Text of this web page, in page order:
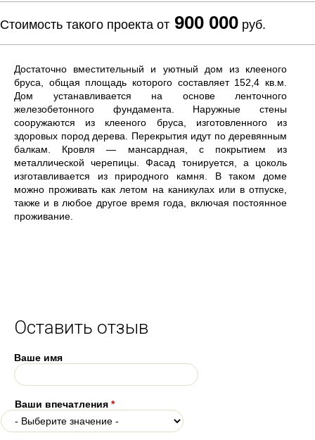
Стоимость такого проекта от 900 000 руб.
Достаточно вместительный и уютный дом из клееного
бруса, общая площадь которого составляет 152,4 кв.м.
Дом устанавливается на основе ленточного
железобетонного фундамента. Наружные стены
сооружаются из клееного бруса, изготовленного из
здоровых пород дерева. Перекрытия идут по деревянным
балкам. Кровля — мансардная, с покрытием из
металлической черепицы. Фасад тонируется, а цоколь
изготавливается из природного камня. В таком доме
можно проживать как летом на каникулах или в отпуске,
также и в любое другое время года, включая постоянное
проживание.
Оставить отзыв
Ваше имя
Ваши впечатления *